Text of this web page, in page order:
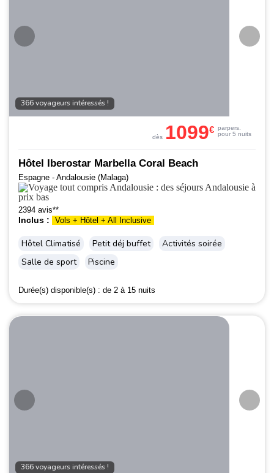
366 voyageurs intéressés !
Hôtel Iberostar Marbella Coral Beach
Espagne - Andalousie (Malaga)
2394 avis**
Inclus : Vols + Hôtel + All Inclusive
Hôtel Climatisé Petit déj buffet
Activités soirée
Salle de sport
Piscine
Durée(s) disponible(s) : de 2 à 15 nuits
dès 1099€ parpers.
pour 5 nuits
366 voyageurs intéressés !